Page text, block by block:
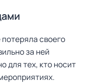
своего
за ней
для тех, кто носит